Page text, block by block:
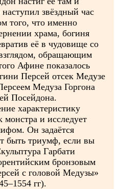
звёздный час
того, что именно
храма, богиня
её в чудовище co
обращающим
Афине показалось
Персей отсек Медузе
Медуза Горгона
Посейдона.
характеристику
и исследует
Он задаётся
быть триумф, если вы
Гарбати
бронзовым
с головой Медузы»
гг).